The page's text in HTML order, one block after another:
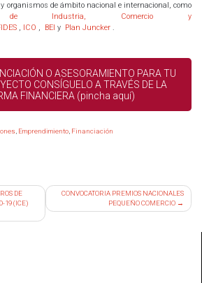
y organismos de ámbito nacional e internacional, como
de Industria, Comercio y
, ICO , BEI y Plan Juncker .
O ASESORAMIENTO PARA TU
CONSÍGUELO A TRAVÉS DE LA
FINANCIERA (pincha aquí)
Emprendimiento Financiación
DE
19 (ICE)
CONVOCATORIA PREMIOS NACIONALES
PEQUEÑO COMERCIO